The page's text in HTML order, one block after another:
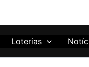
Loterias